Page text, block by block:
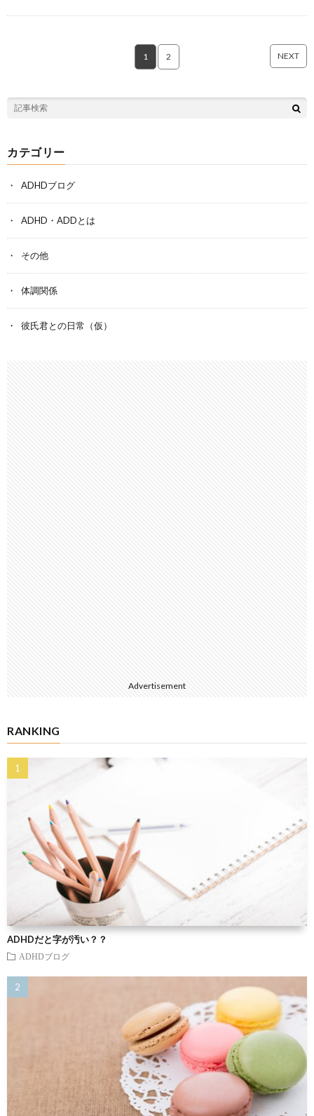
1 2 NEXT
カテゴリー
ADHDブログ
ADHD・ADDとは
その他
体調関係
彼氏君との日常（仮）
Advertisement
RANKING
ADHDだと字が汚い？？
ADHDブログ